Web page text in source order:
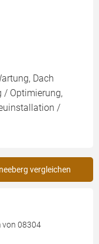
Dach
/ Optimierung,
/
vergleichen
von 08304